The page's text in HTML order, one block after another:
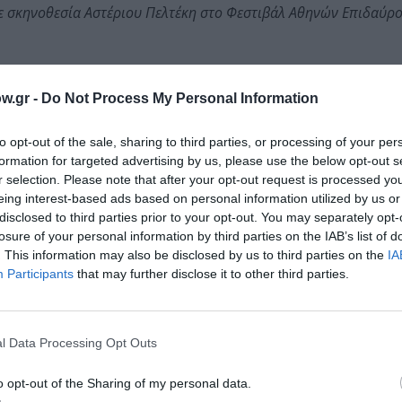
- Do Not Process My Personal Information
opt-out of the sale, sharing to third parties, or processing of your
for targeted advertising by us, please use the below opt-out
selection. Please note that after your opt-out request is processed
interest-based ads based on personal information utilized by us
to third parties prior to your opt-out. You may separately
of your personal information by third parties on the IAB’s list of
This information may also be disclosed by us to third parties on the
Participants that may further disclose it to other third parties.
Data Processing Opt Outs
opt-out of the Sharing of my personal data.
σκηνοθεσία Αστέριου Πελτέκη στο Φεστιβάλ Αθηνών
Μοσχόπουλο στο Αρχαίο Θέατρο Επιδαύρου
Μουλάς, Αλέξανδρος Χρυσανθόπουλος, Γιώργος